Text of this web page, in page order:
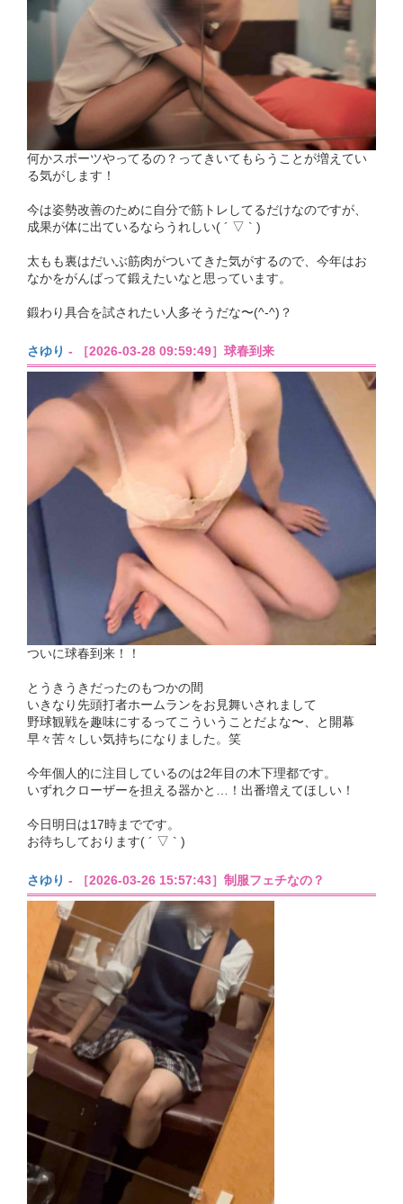
何かスポーツやってるの？ってきいてもらうことが増えてい
る気がします！
今は姿勢改善のために自分で筋トレしてるだけなのですが、
成果が体に出ているならうれしい( ´ ▽ ` )
太もも裏はだいぶ筋肉がついてきた気がするので、今年はお
なかをがんばって鍛えたいなと思っています。
鍛わり具合を試されたい人多そうだな〜(^-^)？
さゆり - ［2026-03-28 09:59:49］球春到来
ついに球春到来！！
とうきうきだったのもつかの間
いきなり先頭打者ホームランをお見舞いされまして
野球観戦を趣味にするってこういうことだよな〜、と開幕
早々苦々しい気持ちになりました。笑
今年個人的に注目しているのは2年目の木下理都です。
いずれクローザーを担える器かと…！出番増えてほしい！
今日明日は17時までです。
お待ちしております( ´ ▽ ` )
さゆり - ［2026-03-26 15:57:43］制服フェチなの？